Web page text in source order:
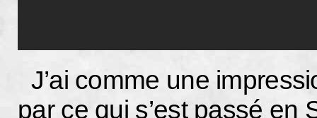
J’ai comme une
par ce qui s’est passé en